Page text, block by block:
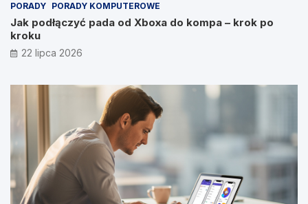
PORADY PORADY KOMPUTEROWE
Jak podłączyć pada od Xboxa do kompa – krok po
kroku
22 lipca 2026